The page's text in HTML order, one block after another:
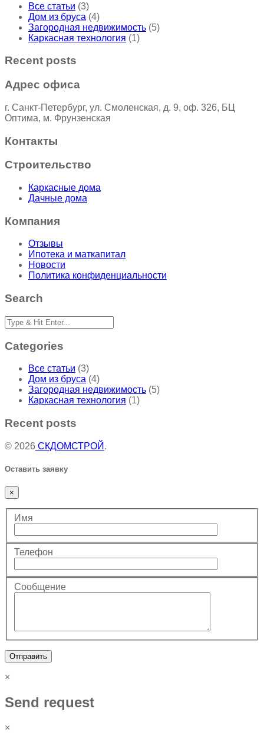
Все статьи (3)
Дом из бруса (4)
Загородная недвижимость (5)
Каркасная технология (1)
Recent posts
Адрес офиса
г. Санкт-Петербург, ул. Смоленская, д. 9, оф. 326, БЦ
Оптима, м. Фрунзенская
Контакты
Строительство
Каркасные дома
Дачные дома
Компания
Отзывы
Ипотека и маткапитал
Новости
Политика конфиденциальности
Search
Categories
Все статьи (3)
Дом из бруса (4)
Загородная недвижимость (5)
Каркасная технология (1)
Recent posts
© 2026 СКДОМСТРОЙ .
Оставить заявку
×
Имя
Телефон
Сообщение
Отправить
×
Send request
×